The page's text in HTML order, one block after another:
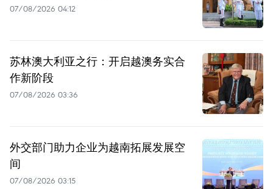
07/08/2026 04:12
苏林澳大利亚之行：开启越澳务实合
作新阶段
07/08/2026 03:36
外交部门助力企业为越南拓展发展空
间
07/08/2026 03:15